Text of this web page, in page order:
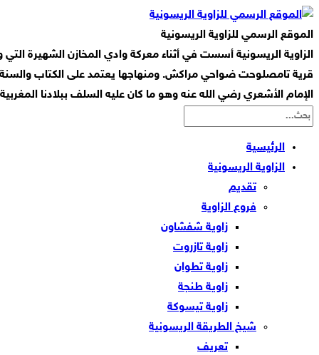
الموقع الرسمي للزاوية الريسونية
قرية تامصلوحت ضواحي مراكش. ومنهاجها يعتمد على الكتاب
الإمام الأشعري رضي الله عنه وهو ما كان عليه السلف ببلادنا
الرئيسية
الزاوية الريسونية
تقديم
فروع الزاوية
زاوية شفشاون
زاوية تازروت
زاوية تطوان
زاوية طنجة
زاوية تيسوكة
شيخ الطريقة الريسونية
تعريف